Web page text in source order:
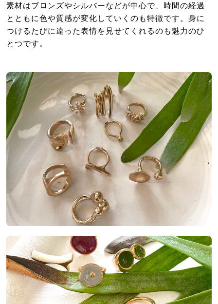
素材はブロンズやシルバーなどが中心で、時間の経過
とともに色や質感が変化していくのも特徴です。身に
つけるたびに違った表情を見せてくれるのも魅力のひ
とつです。